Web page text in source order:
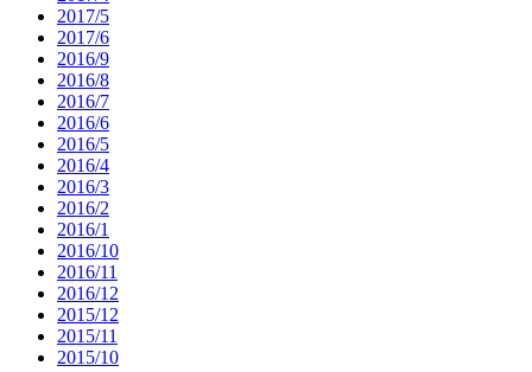
2017/5
2017/6
2016/9
2016/8
2016/7
2016/6
2016/5
2016/4
2016/3
2016/2
2016/1
2016/10
2016/11
2016/12
2015/12
2015/11
2015/10